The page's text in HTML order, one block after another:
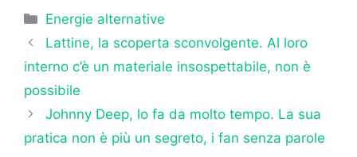
Categorie
Energie alternative
Lattine, la scoperta sconvolgente. Al loro
interno c’è un materiale insospettabile, non è
possibile
Johnny Deep, lo fa da molto tempo. La sua
pratica non è più un segreto, i fan senza parole